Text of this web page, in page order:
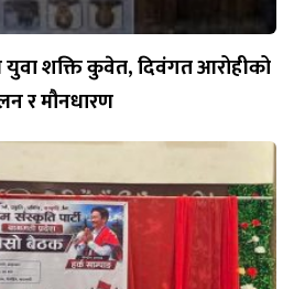
युवा शक्ति कुवेत, दिवंगत आरोहीको
र मौनधारण